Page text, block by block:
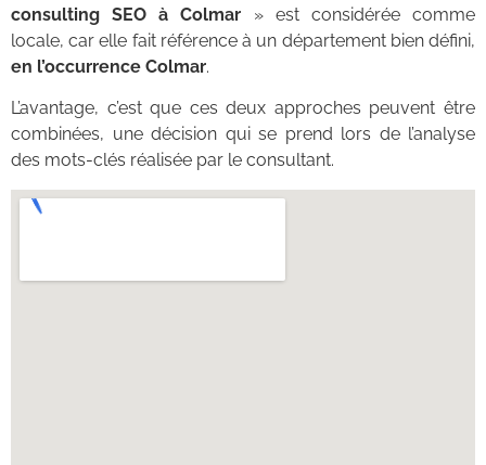
consulting SEO à Colmar » est considérée comme
locale, car elle fait référence à un département bien défini,
en l’occurrence Colmar.
L’avantage, c’est que ces deux approches peuvent être
combinées, une décision qui se prend lors de l’analyse
des mots-clés réalisée par le consultant.